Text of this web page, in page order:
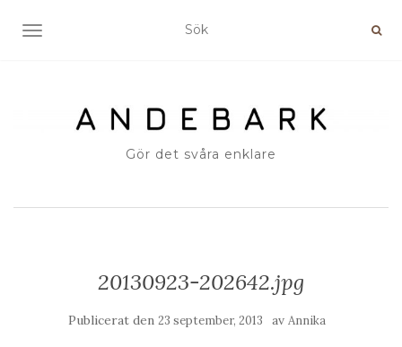
SLÅ PÅ/AV NAVIGERING
Gör det svåra enklare
20130923-202642.jpg
Publicerat den 23 september, 2013 av Annika